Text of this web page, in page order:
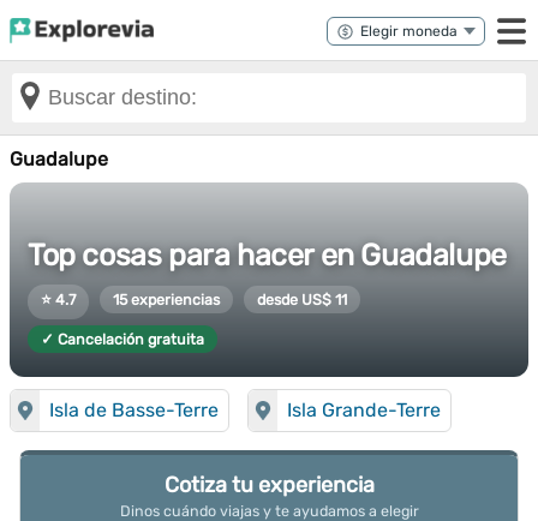
Guadalupe
Top cosas para hacer en Guadalupe
⭐ 4.7 15 experiencias desde US$ 11
✓ Cancelación gratuita
Isla de Basse-Terre Isla Grande-Terre
Cotiza tu experiencia
Dinos cuándo viajas y te ayudamos a elegir